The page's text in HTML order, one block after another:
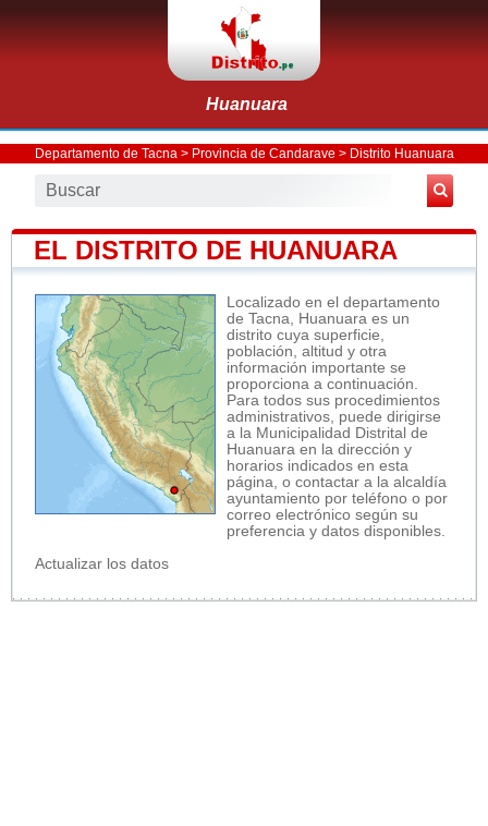
Huanuara
Departamento de Tacna > Provincia de Candarave > Distrito Huanuara
EL DISTRITO DE HUANUARA
Localizado en el departamento
de Tacna, Huanuara es un
distrito cuya superficie,
población, altitud y otra
información importante se
proporciona a continuación.
Para todos sus procedimientos
administrativos, puede dirigirse
a la Municipalidad Distrital de
Huanuara en la dirección y
horarios indicados en esta
página, o contactar a la alcaldía
ayuntamiento por teléfono o por
correo electrónico según su
preferencia y datos disponibles.
Actualizar los datos